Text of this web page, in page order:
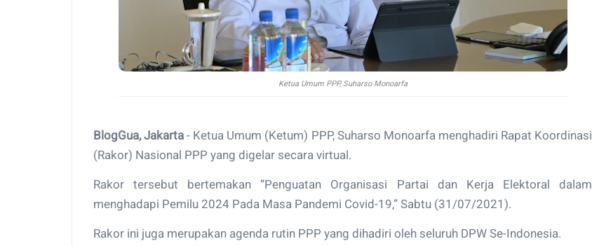
Ketua Umum PPP, Suharso Monoarfa
BlogGua, Jakarta - Ketua Umum (Ketum) PPP, Suharso Monoarfa menghadiri Rapat Koordinasi
(Rakor) Nasional PPP yang digelar secara virtual.
Rakor tersebut bertemakan “Penguatan Organisasi Partai dan Kerja Elektoral dalam
menghadapi Pemilu 2024 Pada Masa Pandemi Covid-19,” Sabtu (31/07/2021).
Rakor ini juga merupakan agenda rutin PPP yang dihadiri oleh seluruh DPW Se-Indonesia.